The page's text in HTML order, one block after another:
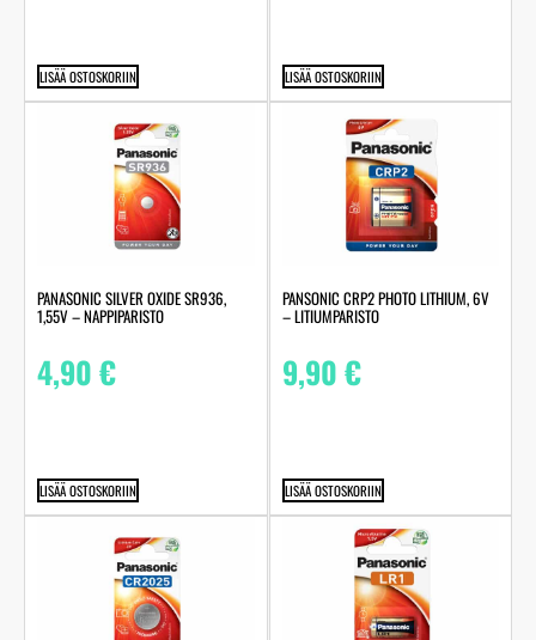
LISÄÄ OSTOSKORIIN LISÄÄ OSTOSKORIIN
PANASONIC SILVER OXIDE SR936,
1,55V – NAPPIPARISTO
4,90€
LISÄÄ OSTOSKORIIN
PANSONIC CRP2 PHOTO LITHIUM, 6V
– LITIUMPARISTO
9,90€
LISÄÄ OSTOSKORIIN